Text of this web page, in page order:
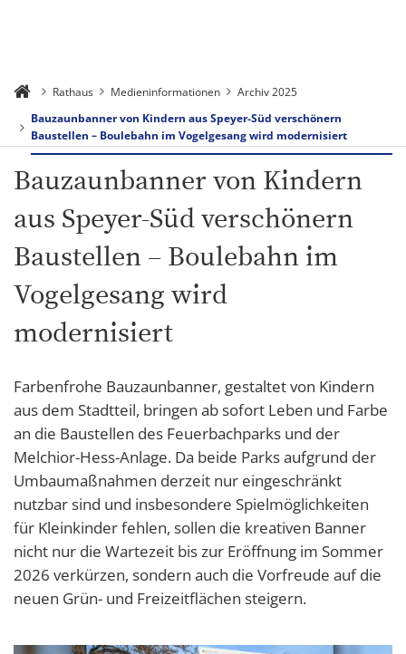
Rathaus Medieninformationen
Archiv 2025
Bauzaunbanner von Kindern aus Speyer-Süd verschönern
Baustellen – Boulebahn im Vogelgesang wird modernisiert
Bauzaunbanner von Kindern
aus Speyer-Süd verschönern
Baustellen – Boulebahn im
Vogelgesang wird
modernisiert
Farbenfrohe Bauzaunbanner, gestaltet von Kindern
aus dem Stadtteil, bringen ab sofort Leben und Farbe
an die Baustellen des Feuerbachparks und der
Melchior-Hess-Anlage. Da beide Parks aufgrund der
Umbaumaßnahmen derzeit nur eingeschränkt
nutzbar sind und insbesondere Spielmöglichkeiten
für Kleinkinder fehlen, sollen die kreativen Banner
nicht nur die Wartezeit bis zur Eröffnung im Sommer
2026 verkürzen, sondern auch die Vorfreude auf die
neuen Grün- und Freizeitflächen steigern.